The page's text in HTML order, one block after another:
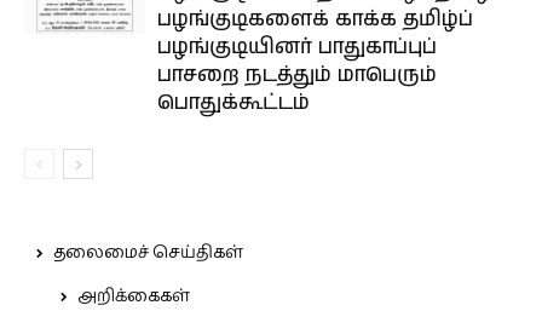
பழங்குடிகளைக் காக்க தமிழ்ப்
பழங்குடியினர் பாதுகாப்புப்
பாசறை நடத்தும் மாபெரும்
பொதுக்கூட்டம்
தலைமைச் செய்திகள்
அறிக்கைகள்